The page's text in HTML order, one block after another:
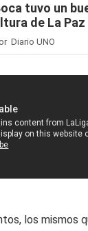
tuvo un
de La Paz
Diario UNO
los mismos